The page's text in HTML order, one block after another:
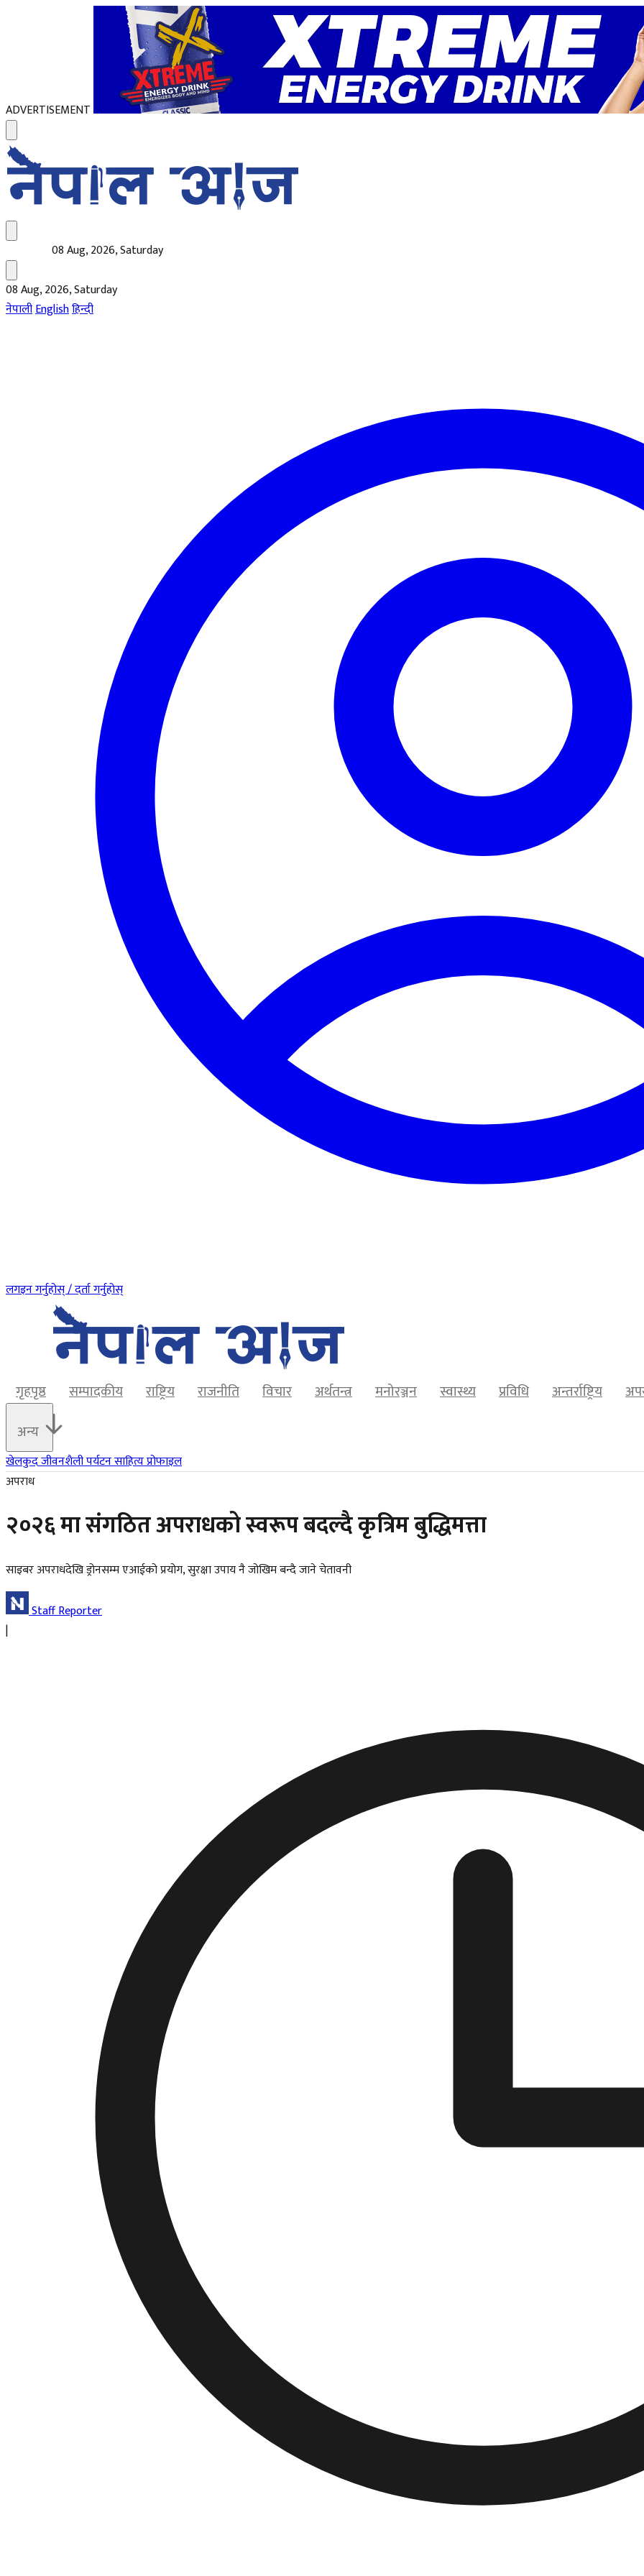
ADVERTISEMENT
08 Aug, 2026, Saturday
08 Aug, 2026, Saturday
नेपालीEnglishहिन्दी
लगइन गर्नुहोस् / दर्ता गर्नुहोस्
गृहपृष्ठ सम्पादकीय राष्ट्रिय राजनीति विचार अर्थतन्त्र मनोरञ्जन स्वास्थ्य प्रविधि अन्तर्राष्ट्रिय
अन्य
खेलकुदजीवनशैलीपर्यटनसाहित्यप्रोफाइल
अपराध
२०२६ मा संगठित अपराधको स्वरूप बदल्दै कृत्रिम बुद्धिमत्ता
साइबर अपराधदेखि ड्रोनसम्म एआईको प्रयोग, सुरक्षा उपाय नै जोखिम बन्दै जाने चेतावनी
Staff Reporter
|